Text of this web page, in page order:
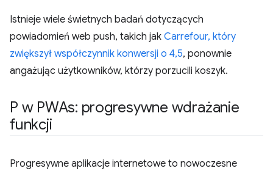
Istnieje wiele świetnych badań dotyczących
powiadomień web push, takich jak Carrefour, który
zwiększył współczynnik konwersji o 4,5, ponownie
angażując użytkowników, którzy porzucili koszyk.
P w PWAs: progresywne wdrażanie
funkcji
Progresywne aplikacje internetowe to nowoczesne